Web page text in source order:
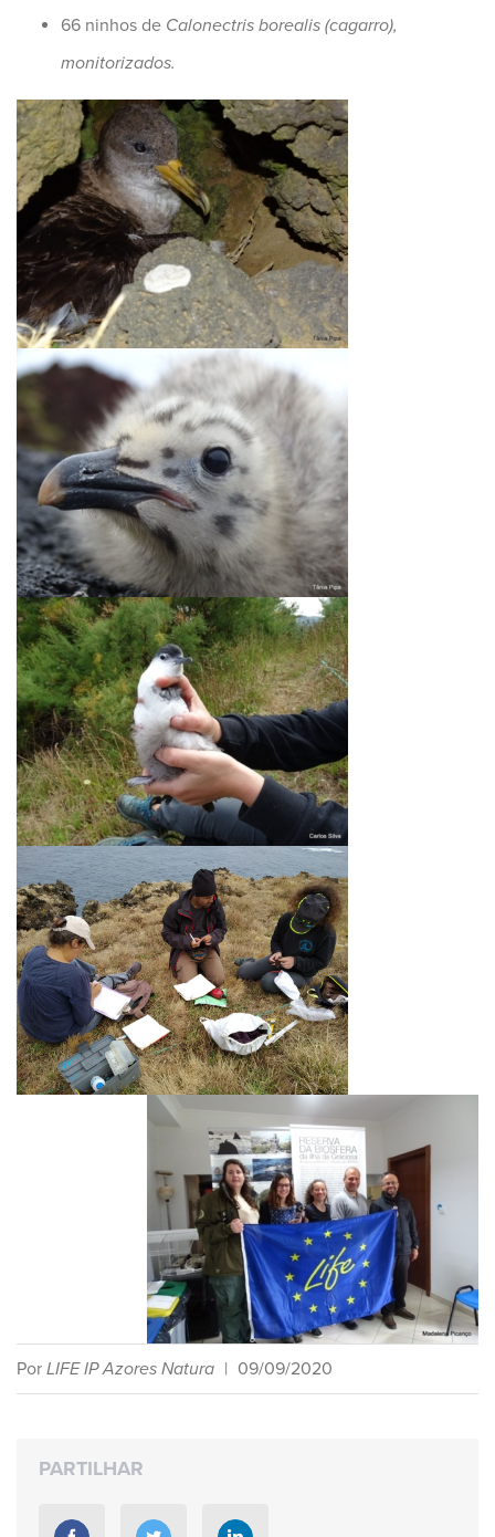
66 ninhos de Calonectris borealis (cagarro),
monitorizados.
Por LIFE IP Azores Natura | 09/09/2020
PARTILHAR